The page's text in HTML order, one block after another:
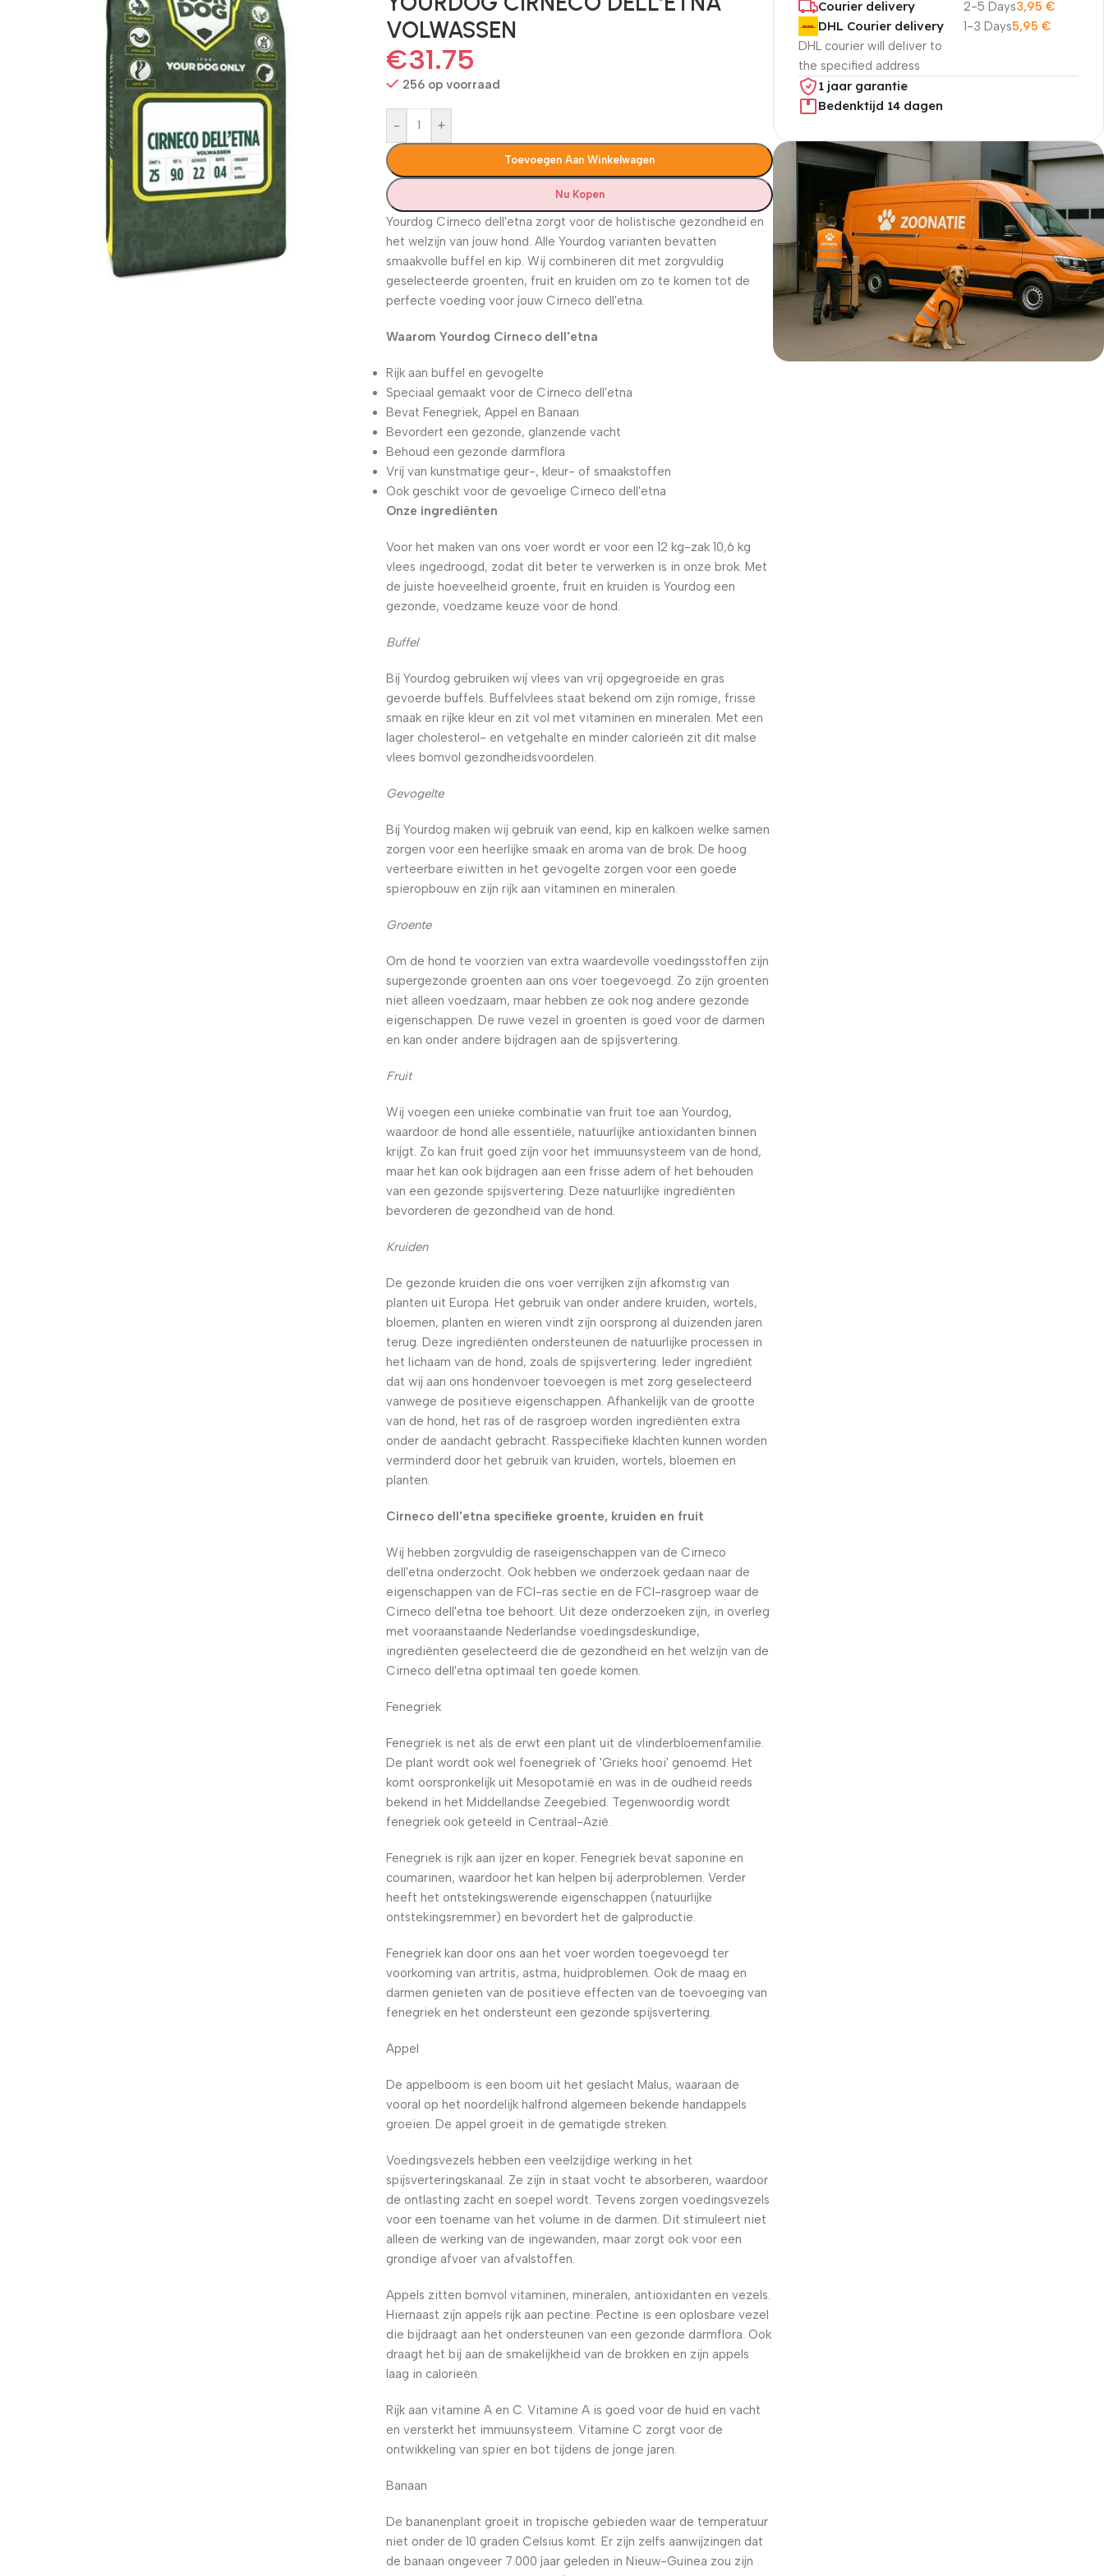
VOLWASSEN
€31.75
256 op voorraad
- +
Toevoegen Aan Winkelwagen
Nu Kopen
Yourdog Cirneco dell'etna zorgt voor de holistische gezondheid en
het welzijn van jouw hond. Alle Yourdog varianten bevatten
smaakvolle buffel en kip. Wij combineren dit met zorgvuldig
geselecteerde groenten, fruit en kruiden om zo te komen tot de
perfecte voeding voor jouw Cirneco dell'etna.
Waarom Yourdog Cirneco dell'etna
Rijk aan buffel en gevogelte
Speciaal gemaakt voor de Cirneco dell'etna
Bevat Fenegriek, Appel en Banaan
Bevordert een gezonde, glanzende vacht
Behoud een gezonde darmflora
Vrij van kunstmatige geur-, kleur- of smaakstoffen
Ook geschikt voor de gevoelige Cirneco dell'etna
Onze ingrediënten
Voor het maken van ons voer wordt er voor een 12 kg-zak 10,6 kg
vlees ingedroogd, zodat dit beter te verwerken is in onze brok. Met
de juiste hoeveelheid groente, fruit en kruiden is Yourdog een
gezonde, voedzame keuze voor de hond.
Buffel
Bij Yourdog gebruiken wij vlees van vrij opgegroeide en gras
gevoerde buffels. Buffelvlees staat bekend om zijn romige, frisse
smaak en rijke kleur en zit vol met vitaminen en mineralen. Met een
lager cholesterol- en vetgehalte en minder calorieën zit dit malse
vlees bomvol gezondheidsvoordelen.
Gevogelte
Bij Yourdog maken wij gebruik van eend, kip en kalkoen welke samen
zorgen voor een heerlijke smaak en aroma van de brok. De hoog
verteerbare eiwitten in het gevogelte zorgen voor een goede
spieropbouw en zijn rijk aan vitaminen en mineralen.
Groente
Om de hond te voorzien van extra waardevolle voedingsstoffen zijn
supergezonde groenten aan ons voer toegevoegd. Zo zijn groenten
niet alleen voedzaam, maar hebben ze ook nog andere gezonde
eigenschappen. De ruwe vezel in groenten is goed voor de darmen
en kan onder andere bijdragen aan de spijsvertering.
Fruit
Wij voegen een unieke combinatie van fruit toe aan Yourdog,
waardoor de hond alle essentiële, natuurlijke antioxidanten binnen
krijgt. Zo kan fruit goed zijn voor het immuunsysteem van de hond,
maar het kan ook bijdragen aan een frisse adem of het behouden
van een gezonde spijsvertering. Deze natuurlijke ingrediënten
bevorderen de gezondheid van de hond.
Kruiden
De gezonde kruiden die ons voer verrijken zijn afkomstig van
planten uit Europa. Het gebruik van onder andere kruiden, wortels,
bloemen, planten en wieren vindt zijn oorsprong al duizenden jaren
terug. Deze ingrediënten ondersteunen de natuurlijke processen in
het lichaam van de hond, zoals de spijsvertering. Ieder ingrediënt
dat wij aan ons hondenvoer toevoegen is met zorg geselecteerd
vanwege de positieve eigenschappen. Afhankelijk van de grootte
van de hond, het ras of de rasgroep worden ingrediënten extra
onder de aandacht gebracht. Rasspecifieke klachten kunnen worden
verminderd door het gebruik van kruiden, wortels, bloemen en
planten.
Cirneco dell'etna specifieke groente, kruiden en fruit
Wij hebben zorgvuldig de raseigenschappen van de Cirneco
dell'etna onderzocht. Ook hebben we onderzoek gedaan naar de
eigenschappen van de FCI-ras sectie en de FCI-rasgroep waar de
Cirneco dell'etna toe behoort. Uit deze onderzoeken zijn, in overleg
met vooraanstaande Nederlandse voedingsdeskundige,
ingrediënten geselecteerd die de gezondheid en het welzijn van de
Cirneco dell'etna optimaal ten goede komen.
Fenegriek
Fenegriek is net als de erwt een plant uit de vlinderbloemenfamilie.
De plant wordt ook wel foenegriek of 'Grieks hooi' genoemd. Het
komt oorspronkelijk uit Mesopotamië en was in de oudheid reeds
bekend in het Middellandse Zeegebied. Tegenwoordig wordt
fenegriek ook geteeld in Centraal-Azië.
Fenegriek is rijk aan ijzer en koper. Fenegriek bevat saponine en
coumarinen, waardoor het kan helpen bij aderproblemen. Verder
heeft het ontstekingswerende eigenschappen (natuurlijke
ontstekingsremmer) en bevordert het de galproductie.
Fenegriek kan door ons aan het voer worden toegevoegd ter
voorkoming van artritis, astma, huidproblemen. Ook de maag en
darmen genieten van de positieve effecten van de toevoeging van
fenegriek en het ondersteunt een gezonde spijsvertering.
Appel
De appelboom is een boom uit het geslacht Malus, waaraan de
vooral op het noordelijk halfrond algemeen bekende handappels
groeien. De appel groeit in de gematigde streken.
Voedingsvezels hebben een veelzijdige werking in het
spijsverteringskanaal. Ze zijn in staat vocht te absorberen, waardoor
de ontlasting zacht en soepel wordt. Tevens zorgen voedingsvezels
voor een toename van het volume in de darmen. Dit stimuleert niet
alleen de werking van de ingewanden, maar zorgt ook voor een
grondige afvoer van afvalstoffen.
Appels zitten bomvol vitaminen, mineralen, antioxidanten en vezels.
Hiernaast zijn appels rijk aan pectine. Pectine is een oplosbare vezel
die bijdraagt aan het ondersteunen van een gezonde darmflora. Ook
draagt het bij aan de smakelijkheid van de brokken en zijn appels
laag in calorieën.
Rijk aan vitamine A en C. Vitamine A is goed voor de huid en vacht
en versterkt het immuunsysteem. Vitamine C zorgt voor de
ontwikkeling van spier en bot tijdens de jonge jaren.
Banaan
De bananenplant groeit in tropische gebieden waar de temperatuur
niet onder de 10 graden Celsius komt. Er zijn zelfs aanwijzingen dat
de banaan ongeveer 7.000 jaar geleden in Nieuw-Guinea zou zijn
Courier delivery
2-5 Days3,95€
DHL Courier delivery
DHL courier will deliver to
the specified address
1-3 Days5,95€
1 jaar garantie
Bedenktijd 14 dagen